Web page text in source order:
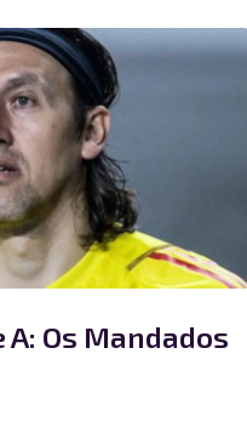
A: Os Mandados